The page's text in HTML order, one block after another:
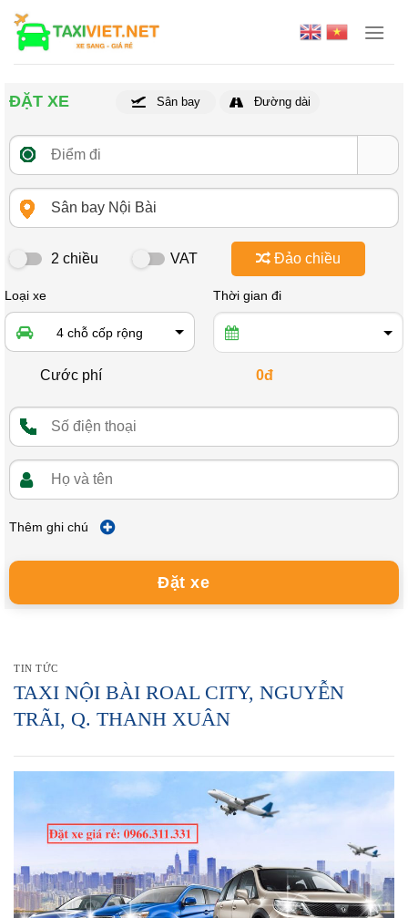
Skip
content
ĐẶT XE Sân bay Đường dài
2 chiều VAT Đảo chiều
Loại xe
4 chỗ cốp rộng
Thời gian đi
Cước phí 0đ
Thêm ghi chú
Đặt xe
TIN TỨC
TAXI NỘI BÀI ROAL CITY, NGUYỄN
TRÃI, Q. THANH XUÂN